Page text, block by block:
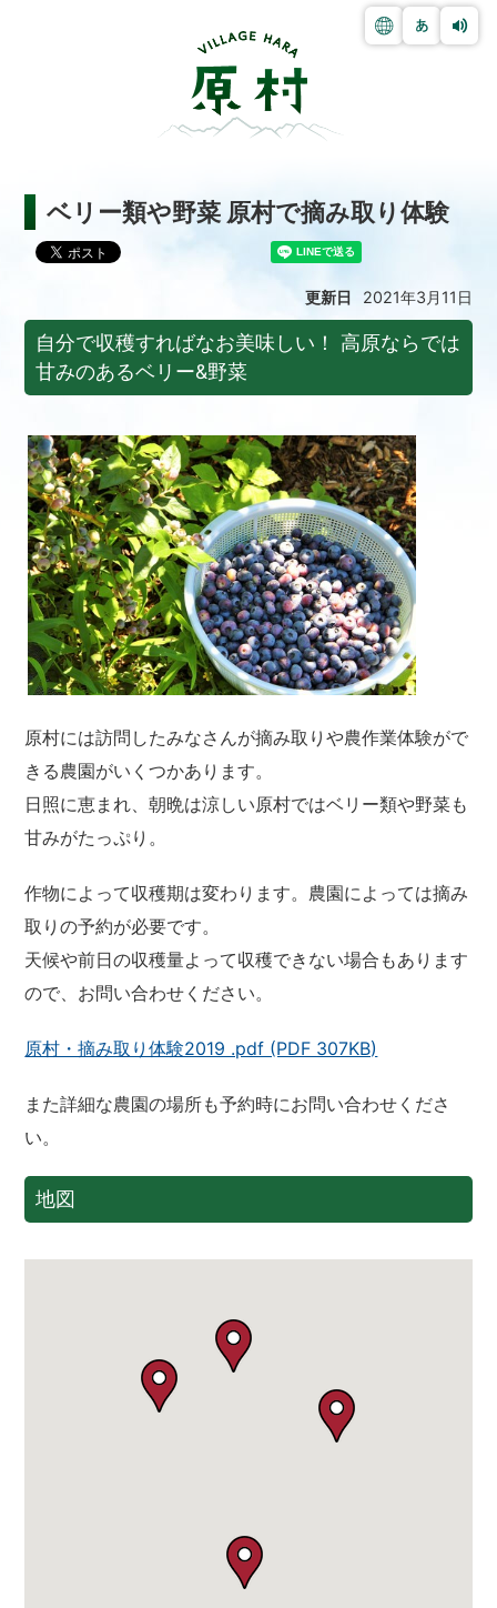
ベリー類や野菜 原村で摘み取り体験
更新日 2021年3月11日
自分で収穫すればなお美味しい！ 高原ならでは
甘みのあるベリー&野菜
原村には訪問したみなさんが摘み取りや農作業体験がで
きる農園がいくつかあります。
日照に恵まれ、朝晩は涼しい原村ではベリー類や野菜も
甘みがたっぷり。
作物によって収穫期は変わります。農園によっては摘み
取りの予約が必要です。
天候や前日の収穫量よって収穫できない場合もあります
ので、お問い合わせください。
原村・摘み取り体験2019 .pdf (PDF 307KB)
また詳細な農園の場所も予約時にお問い合わせくださ
い。
地図